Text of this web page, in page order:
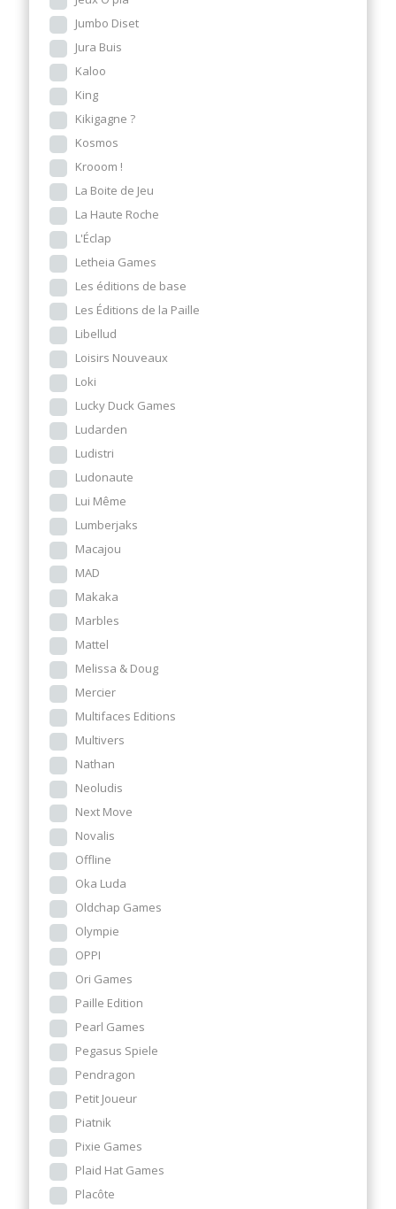
Jumbo Diset
Jura Buis
Kaloo
King
Kikigagne ?
Kosmos
Krooom !
La Boite de Jeu
La Haute Roche
L'Éclap
Letheia Games
Les éditions de base
Les Éditions de la Paille
Libellud
Loisirs Nouveaux
Loki
Lucky Duck Games
Ludarden
Ludistri
Ludonaute
Lui Même
Lumberjaks
Macajou
MAD
Makaka
Marbles
Mattel
Melissa & Doug
Mercier
Multifaces Editions
Multivers
Nathan
Neoludis
Next Move
Novalis
Offline
Oka Luda
Oldchap Games
Olympie
OPPI
Ori Games
Paille Edition
Pearl Games
Pegasus Spiele
Pendragon
Petit Joueur
Piatnik
Pixie Games
Plaid Hat Games
Placôte